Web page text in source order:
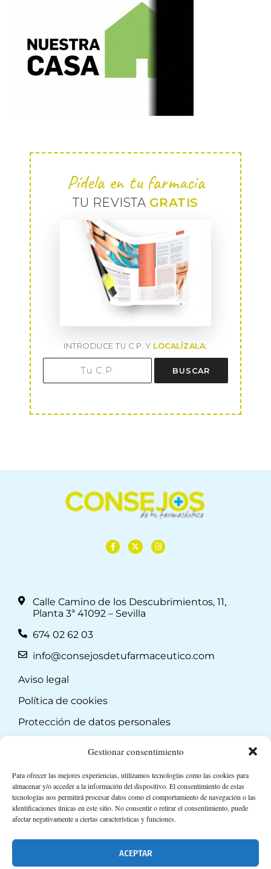
Gestionar consentimiento
Para ofrecer las mejores experiencias, utilizamos tecnologías como las cookies para
almacenar y/o acceder a la información del dispositivo. El consentimiento de estas
tecnologías nos permitirá procesar datos como el comportamiento de navegación o las
identificaciones únicas en este sitio. No consentir o retirar el consentimiento, puede
afectar negativamente a ciertas características y funciones.
ACEPTAR
Pídela en tu farmacia
TU REVISTA GRATIS
INTRODUCE TU C.P. Y LOCALÍZALA:
BUSCAR
Calle Camino de los Descubrimientos, 11,
Planta 3ª 41092 – Sevilla
674 02 62 03
info@consejosdetufarmaceutico.com
Aviso legal
Política de cookies
Protección de datos personales